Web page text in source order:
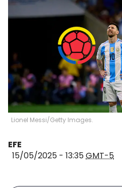
Lionel Messi/Getty Images.
EFE
15/05/2025 - 13:35GMT-5